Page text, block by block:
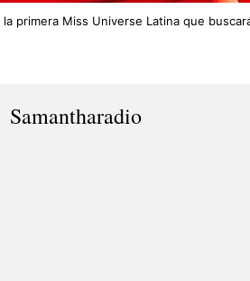
primera Miss Universe Latina que
Samantharadio